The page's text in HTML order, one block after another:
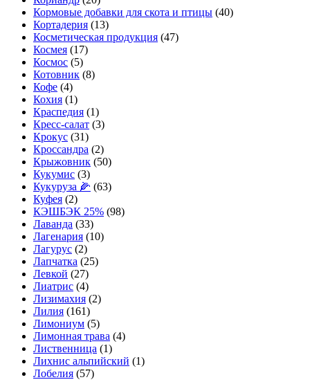
Кормовые добавки для скота и птицы (40)
Кортадерия (13)
Косметическая продукция (47)
Космея (17)
Космос (5)
Котовник (8)
Кофе (4)
Кохия (1)
Краспедия (1)
Кресс-салат (3)
Крокус (31)
Кроссандра (2)
Крыжовник (50)
Кукумис (3)
Кукуруза 🌽 (63)
Куфея (2)
КЭШБЭК 25% (98)
Лаванда (33)
Лагенария (10)
Лагурус (2)
Лапчатка (25)
Левкой (27)
Лиатрис (4)
Лизимахия (2)
Лилия (161)
Лимониум (5)
Лимонная трава (4)
Лиственница (1)
Лихнис альпийский (1)
Лобелия (57)